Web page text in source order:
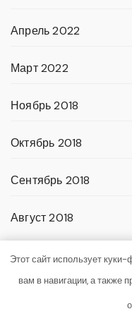
Апрель 2022
Март 2022
Ноябрь 2018
Октябрь 2018
Сентябрь 2018
Август 2018
Категории
Этот сайт использует
вам в навигации, а также